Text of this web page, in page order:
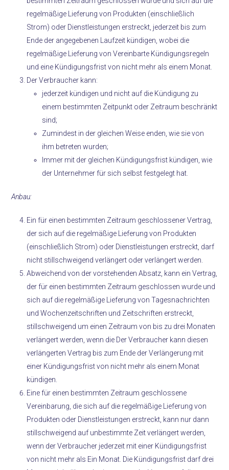
regelmäßige Lieferung von Produkten (einschließlich
Strom) oder Dienstleistungen erstreckt, jederzeit bis zum
Ende der angegebenen Laufzeit kündigen, wobei die
regelmäßige Lieferung von Vereinbarte Kündigungsregeln
und eine Kündigungsfrist von nicht mehr als einem Monat.
Der Verbraucher kann:
jederzeit kündigen und nicht auf die Kündigung zu
einem bestimmten Zeitpunkt oder Zeitraum beschränkt
sind;
Zumindest in der gleichen Weise enden, wie sie von
ihm betreten wurden;
Immer mit der gleichen Kündigungsfrist kündigen, wie
der Unternehmer für sich selbst festgelegt hat.
Anbau:
Ein für einen bestimmten Zeitraum geschlossener Vertrag,
der sich auf die regelmäßige Lieferung von Produkten
(einschließlich Strom) oder Dienstleistungen erstreckt, darf
nicht stillschweigend verlängert oder verlängert werden.
Abweichend von der vorstehenden Absatz, kann ein Vertrag,
der für einen bestimmten Zeitraum geschlossen wurde und
sich auf die regelmäßige Lieferung von Tagesnachrichten
und Wochenzeitschriften und Zeitschriften erstreckt,
stillschweigend um einen Zeitraum von bis zu drei Monaten
verlängert werden, wenn die Der Verbraucher kann diesen
verlängerten Vertrag bis zum Ende der Verlängerung mit
einer Kündigungsfrist von nicht mehr als einem Monat
kündigen.
Eine für einen bestimmten Zeitraum geschlossene
Vereinbarung, die sich auf die regelmäßige Lieferung von
Produkten oder Dienstleistungen erstreckt, kann nur dann
stillschweigend auf unbestimmte Zeit verlängert werden,
wenn der Verbraucher jederzeit mit einer Kündigungsfrist
von nicht mehr als Ein Monat. Die Kündigungsfrist darf drei